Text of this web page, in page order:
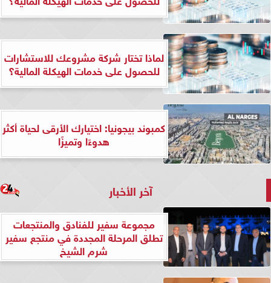
لماذا تختار شركة مشروعك للاستشارات
للحصول على خدمات الهيكلة المالية؟
كمبوند بيجونيا: اختيارك الأرقى لحياة أكثر
هدوءًا وتميزًا
آخر الأخبار
مجموعة سفير للفنادق والمنتجعات
تطلق المرحلة المجددة في منتجع سفير
شرم الشيخ